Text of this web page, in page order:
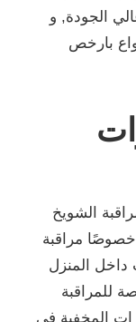
الجودة, و
بارخص
الشويخ
خصوصًا مراقبة
داخل المنزل
للمراقبة
المخفية في